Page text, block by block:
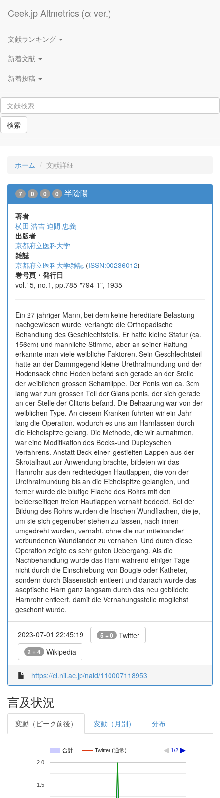
Ceek.jp Altmetrics (α ver.)
文献ランキング
新着文献
新着投稿
検索
ホーム 文献詳細
7 0 0 0 半陰陽
著者
横田 浩吉 迫間 忠義
出版者
京都府立医科大学
雑誌
京都府立医科大学雑誌 (ISSN:00236012)
巻号頁・発行日
vol.15, no.1, pp.785-"794-1", 1935
Ein 27 jahriger Mann, bei dem keine hereditare Belastung
nachgewiesen wurde, verlangte die Orthopadische
Behandlung des Geschlechtsteils. Er hatte kleine Statur (ca.
156cm) und mannliche Stimme, aber an seiner Haltung
erkannte man viele weibliche Faktoren. Sein Geschlechtsteil
hatte an der Dammgegend kleine Urethralmundung und der
Hodensack ohne Hoden befand sich gerade an der Stelle
der weiblichen grossen Schamlippe. Der Penis von ca. 3cm
lang war zum grossen Teil der Glans penis, der sich gerade
an der Stelle der Clitoris befand. Die Behaarung war von der
weiblichen Type. An diesem Kranken fuhrten wir ein Jahr
lang die Operation, wodurch es uns am Harnlassen durch
die Eichelspitze gelang. Die Methode, die wir aufnahmen,
war eine Modifikation des Becks-und Dupleyschen
Verfahrens. Anstatt Beck einen gestielten Lappen aus der
Skrotalhaut zur Anwendung brachte, bildeten wir das
Harnrohr aus den rechteckigen Hautlappen, die von der
Urethralmundung bis an die Eichelspitze gelangten, und
ferner wurde die blutige Flache des Rohrs mit den
beiderseitigen freien Hautlappen vernaht bedeckt. Bei der
Bildung des Rohrs wurden die frischen Wundflachen, die je,
um sie sich gegenuber stehen zu lassen, nach innen
umgedreht wurden, vernaht, ohne die nur miteinander
verbundenen Wundlander zu vernahen. Und durch diese
Operation zeigte es sehr guten Uebergang. Als die
Nachbehandlung wurde das Harn wahrend einiger Tage
nicht durch die Einschiebung von Bougie oder Katheter,
sondern durch Blasenstich entleert und danach wurde das
aseptische Harn ganz langsam durch das neu gebildete
Harnrohr entleert, damit die Vernahungsstelle moglichst
geschont wurde.
2023-07-01 22:45:19 5 + 0 Twitter
2 + 4 Wikipedia
https://ci.nii.ac.jp/naid/110007118953
言及状況
変動（ピーク前後） 変動（月別） 分布
合計 Twitter (通常) 1/2
1.5
2.0